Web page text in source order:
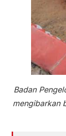
Badan
mengibarkan